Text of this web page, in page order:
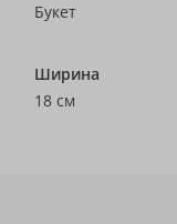
Букет
Ширина
18 см